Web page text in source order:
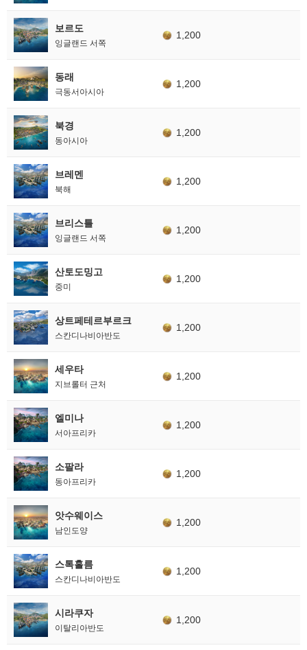
보르도
잉글랜드 서쪽
1,200
동래
극동서아시아
1,200
북경
동아시아
1,200
브레멘
북해
1,200
브리스틀
잉글랜드 서쪽
1,200
산토도밍고
중미
1,200
상트페테르부르크
스칸디나비아반도
1,200
세우타
지브롤터 근처
1,200
엘미나
서아프리카
1,200
소팔라
동아프리카
1,200
앗수웨이스
남인도양
1,200
스톡홀름
스칸디나비아반도
1,200
시라쿠자
이탈리아반도
1,200